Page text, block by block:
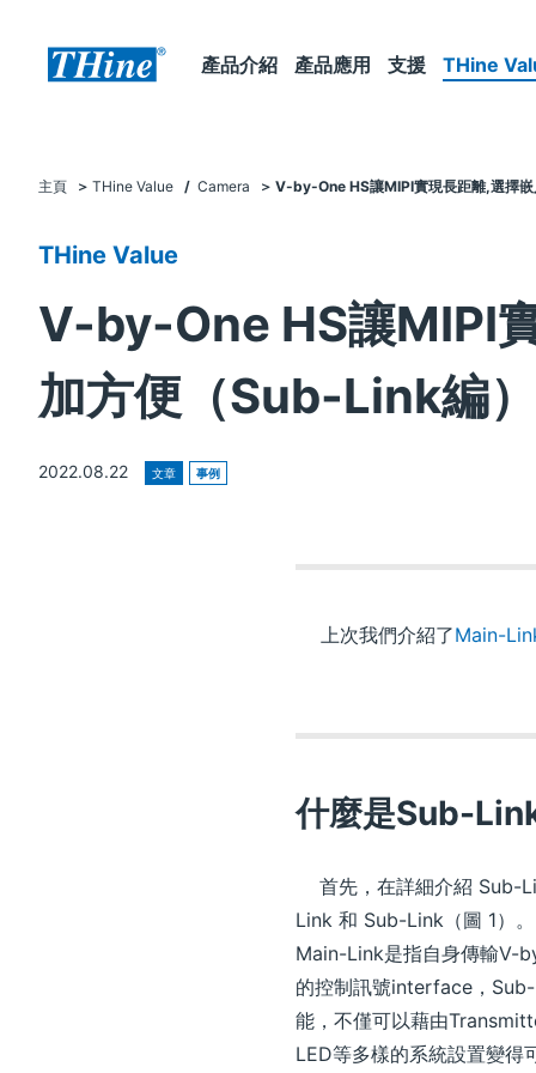
產品介紹 產品應用 支援 THine
主頁 THine Value / Camera V-by-One HS讓MIPI實現長距離,選擇
THine Value
V-by-One HS讓MIPI
加方便（Sub-Link編）
2022.08.22 文章 事例
上次我們介紹了Main-
什麼是Sub-
首先，在詳細介紹 Sub-
Link 和 Sub-Link（圖 1）
Main-Link是指自身傳輸V-
的控制訊號interface，
能，不僅可以藉由
LED等多樣的系統設置變